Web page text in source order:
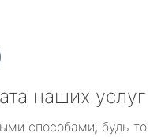
наших услуг
способами, будь то